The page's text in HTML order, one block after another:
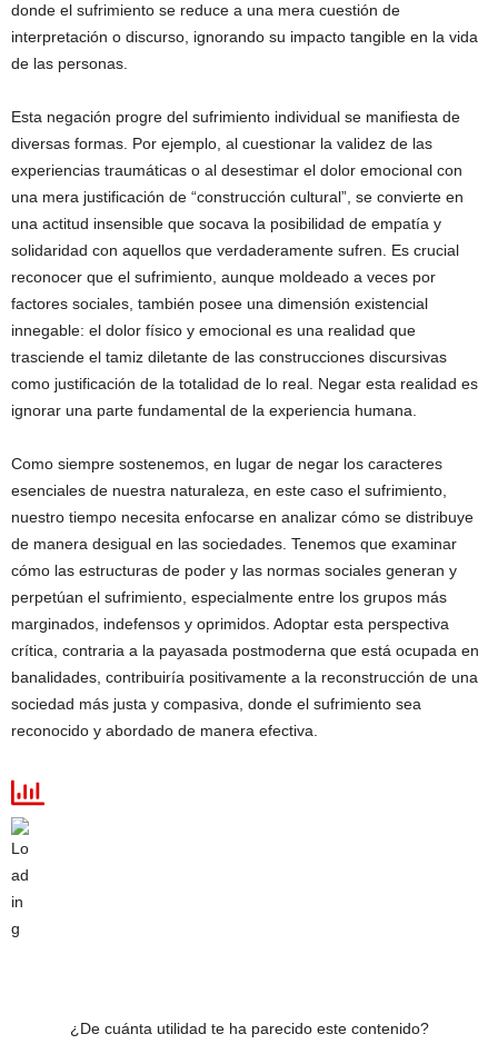
donde el sufrimiento se reduce a una mera cuestión de
interpretación o discurso, ignorando su impacto tangible en la vida
de las personas.
Esta negación progre del sufrimiento individual se manifiesta de
diversas formas. Por ejemplo, al cuestionar la validez de las
experiencias traumáticas o al desestimar el dolor emocional con
una mera justificación de “construcción cultural”, se convierte en
una actitud insensible que socava la posibilidad de empatía y
solidaridad con aquellos que verdaderamente sufren. Es crucial
reconocer que el sufrimiento, aunque moldeado a veces por
factores sociales, también posee una dimensión existencial
innegable: el dolor físico y emocional es una realidad que
trasciende el tamiz diletante de las construcciones discursivas
como justificación de la totalidad de lo real. Negar esta realidad es
ignorar una parte fundamental de la experiencia humana.
Como siempre sostenemos, en lugar de negar los caracteres
esenciales de nuestra naturaleza, en este caso el sufrimiento,
nuestro tiempo necesita enfocarse en analizar cómo se distribuye
de manera desigual en las sociedades. Tenemos que examinar
cómo las estructuras de poder y las normas sociales generan y
perpetúan el sufrimiento, especialmente entre los grupos más
marginados, indefensos y oprimidos. Adoptar esta perspectiva
crítica, contraria a la payasada postmoderna que está ocupada en
banalidades, contribuiría positivamente a la reconstrucción de una
sociedad más justa y compasiva, donde el sufrimiento sea
reconocido y abordado de manera efectiva.
¿De cuánta utilidad te ha parecido este contenido?